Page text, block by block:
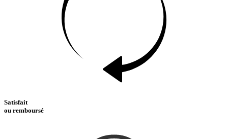
Satisfait
ou remboursé